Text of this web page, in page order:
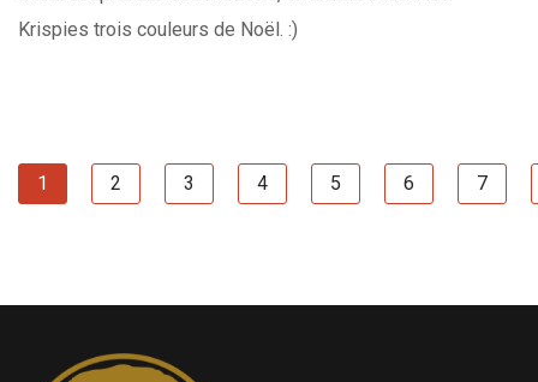
Krispies trois couleurs de Noël. :)
1 2 3 4 5 6 7